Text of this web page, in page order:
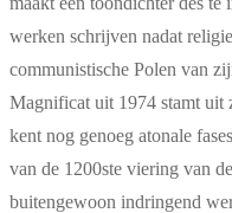
werken schrijven nadat
communistische Polen van
Magnificat uit 1974 stamt uit
kent nog genoeg atonale
van de 1200ste viering van
buitengewoon indringend